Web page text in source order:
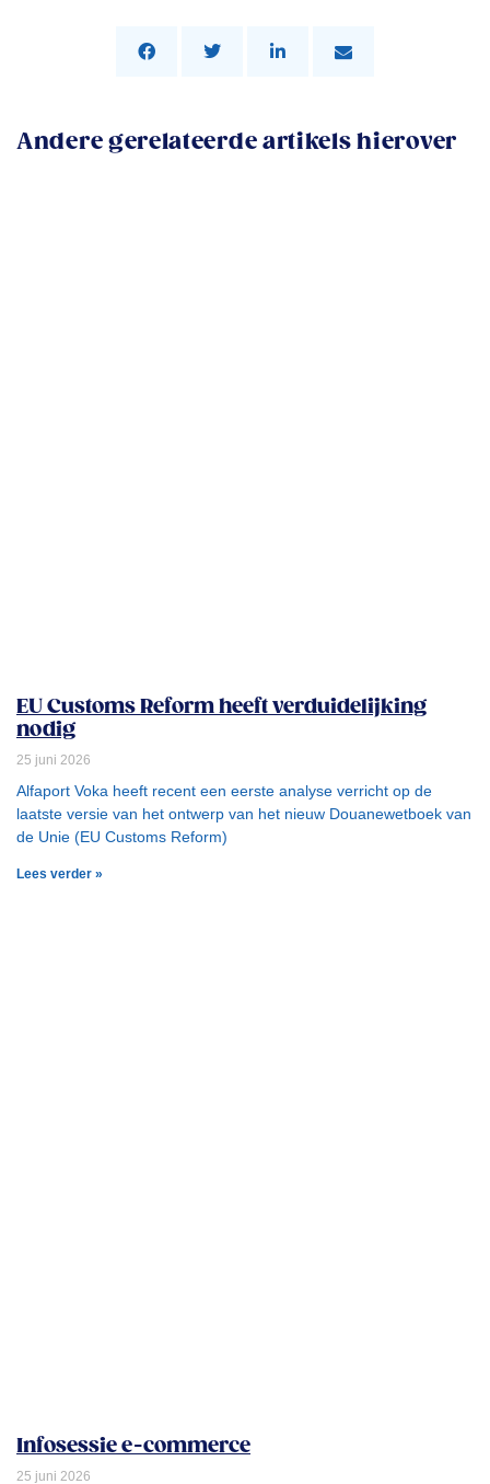
Andere gerelateerde artikels hierover
EU Customs Reform heeft verduidelijking
nodig
25 juni 2026
Alfaport Voka heeft recent een eerste analyse verricht op de
laatste versie van het ontwerp van het nieuw Douanewetboek van
de Unie (EU Customs Reform)
Lees verder »
Infosessie e-commerce
25 juni 2026